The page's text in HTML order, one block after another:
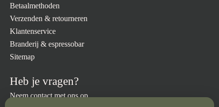
Betaalmethoden
Verzenden & retourneren
Klantenservice
Branderij & espressobar
Sitemap
Heb je vragen?
Neem contact met ons op.